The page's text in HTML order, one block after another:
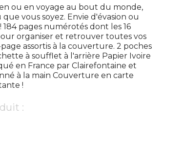
ou en voyage au bout du monde,
vous soyez. Envie d'évasion ou
pages numérotés dont les 16
organiser et retrouver toutes vos
assortis à la couverture. 2 poches
à soufflet à l'arrière Papier Ivoire
en France par Clairefontaine et
à la main Couverture en carte
!
: